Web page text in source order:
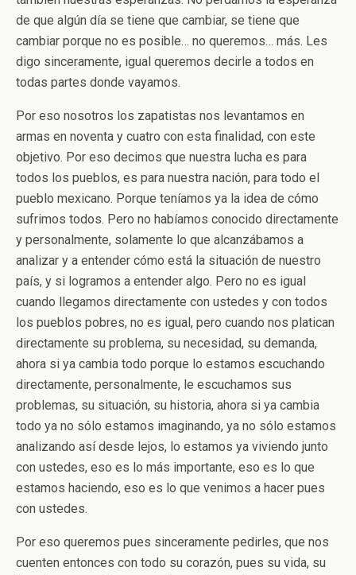
de que algún día se tiene que cambiar, se tiene que
cambiar porque no es posible… no queremos… más. Les
digo sinceramente, igual queremos decirle a todos en
todas partes donde vayamos.
Por eso nosotros los zapatistas nos levantamos en
armas en noventa y cuatro con esta finalidad, con este
objetivo. Por eso decimos que nuestra lucha es para
todos los pueblos, es para nuestra nación, para todo el
pueblo mexicano. Porque teníamos ya la idea de cómo
sufrimos todos. Pero no habíamos conocido directamente
y personalmente, solamente lo que alcanzábamos a
analizar y a entender cómo está la situación de nuestro
país, y si logramos a entender algo. Pero no es igual
cuando llegamos directamente con ustedes y con todos
los pueblos pobres, no es igual, pero cuando nos platican
directamente su problema, su necesidad, su demanda,
ahora si ya cambia todo porque lo estamos escuchando
directamente, personalmente, le escuchamos sus
problemas, su situación, su historia, ahora si ya cambia
todo ya no sólo estamos imaginando, ya no sólo estamos
analizando así desde lejos, lo estamos ya viviendo junto
con ustedes, eso es lo más importante, eso es lo que
estamos haciendo, eso es lo que venimos a hacer pues
con ustedes.
Por eso queremos pues sinceramente pedirles, que nos
cuenten entonces con todo su corazón, pues su vida, su